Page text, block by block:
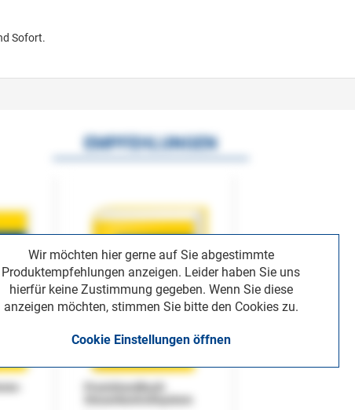
Sofort.
Wir möchten hier gerne auf Sie abgestimmte
Produktempfehlungen anzeigen. Leider haben Sie uns
hierfür keine Zustimmung gegeben. Wenn Sie diese
anzeigen möchten, stimmen Sie bitte den Cookies zu.
Cookie Einstellungen öffnen
EMPFEHLUNGEN
Praxishandbuch